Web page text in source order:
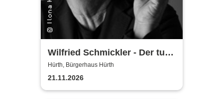
Wilfried Schmickler - Der tut's
noch
Hürth, Bürgerhaus Hürth
21.11.2026